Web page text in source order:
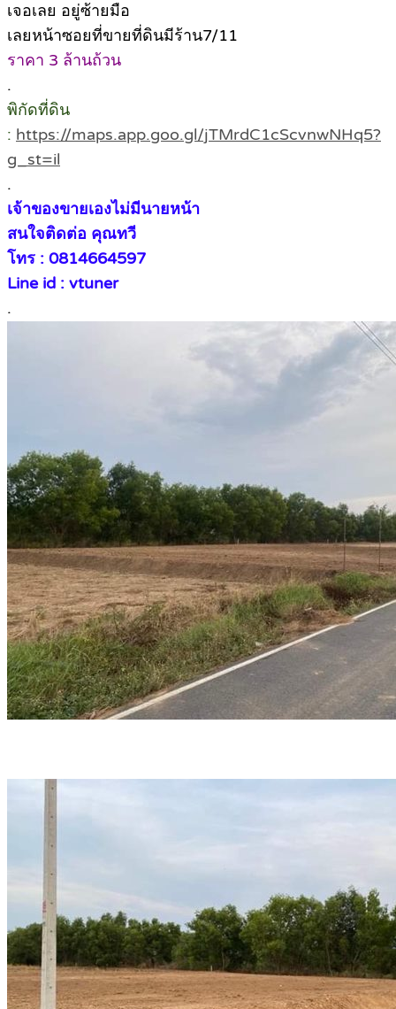
เจอเลย อยู่ซ้ายมือ
เลยหน้าซอยที่ขายที่ดินมีร้าน7/11
ราคา 3 ล้านถ้วน
.
พิกัดที่ดิน
: https://maps.app.goo.gl/jTMrdC1cScvnwNHq5?
g_st=il
.
เจ้าของขายเองไม่มีนายหน้า
สนใจติดต่อ คุณทวี
โทร : 0814664597
Line id : vtuner
.